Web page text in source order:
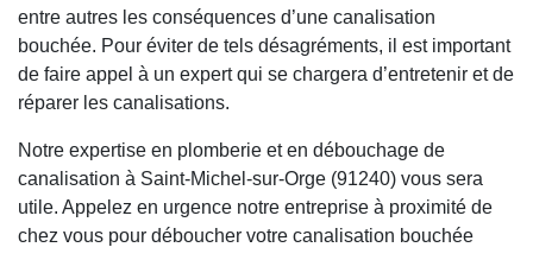
entre autres les conséquences d’une canalisation
bouchée. Pour éviter de tels désagréments, il est important
de faire appel à un expert qui se chargera d’entretenir et de
réparer les canalisations.
Notre expertise en plomberie et en débouchage de
canalisation à Saint-Michel-sur-Orge (91240) vous sera
utile. Appelez en urgence notre entreprise à proximité de
chez vous pour déboucher votre canalisation bouchée